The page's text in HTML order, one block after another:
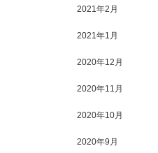
2021年2月
2021年1月
2020年12月
2020年11月
2020年10月
2020年9月